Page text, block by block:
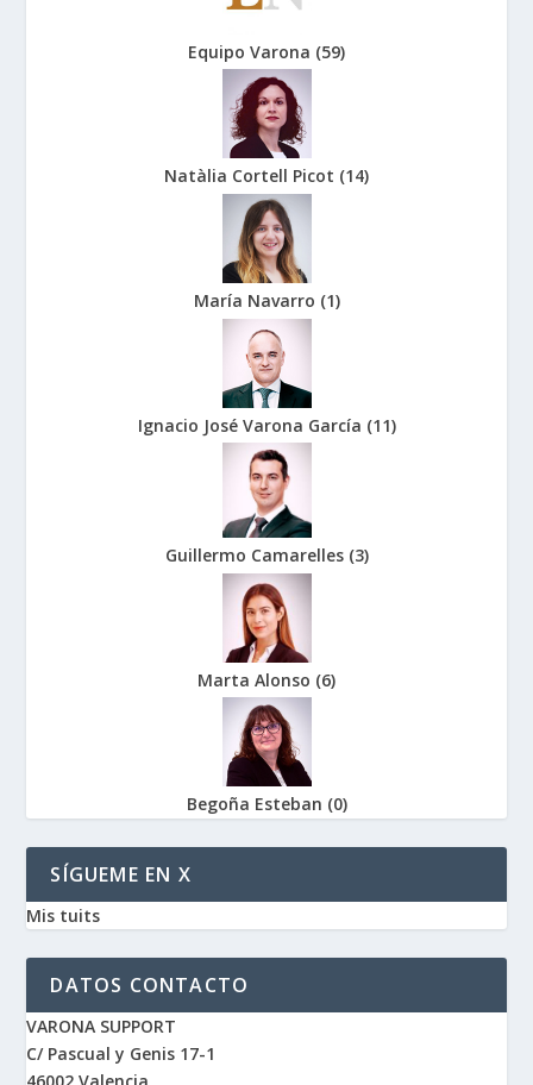
Equipo Varona (59)
Natàlia Cortell Picot (14)
María Navarro (1)
Ignacio José Varona García (11)
Guillermo Camarelles (3)
Marta Alonso (6)
Begoña Esteban (0)
SÍGUEME EN X
Mis tuits
DATOS CONTACTO
VARONA SUPPORT
C/ Pascual y Genis 17-1